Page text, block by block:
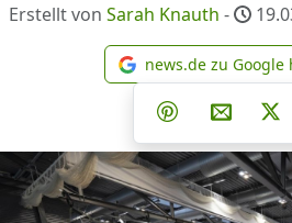
Erstellt von Sarah Knauth -
news.de zu
Teilen auf
Teilen auf
Per E-